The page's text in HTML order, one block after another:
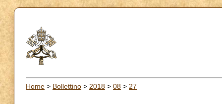
Home > Bollettino > 2018 > 08 > 27